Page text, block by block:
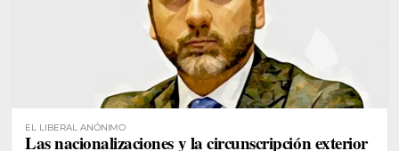
EL LIBERAL ANÓNIMO
Las nacionalizaciones y la circunscripción exterior